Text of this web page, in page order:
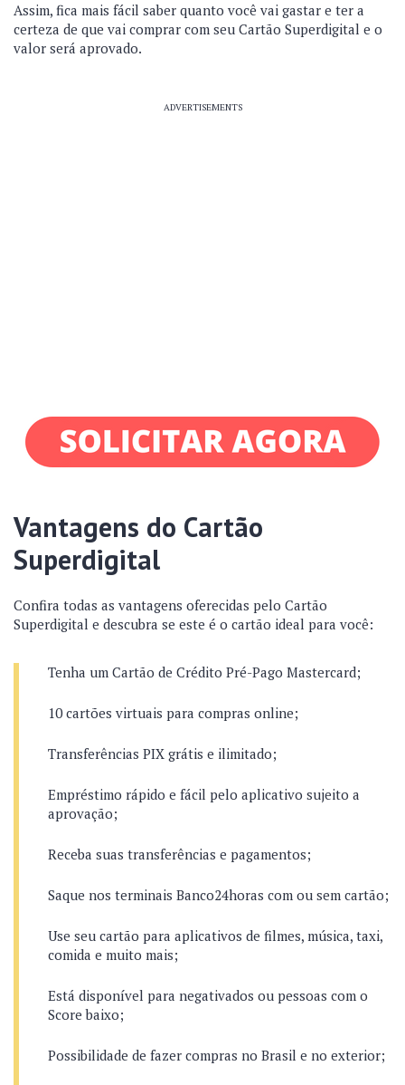
Assim, fica mais fácil saber quanto você vai gastar e ter a
certeza de que vai comprar com seu Cartão Superdigital e o
valor será aprovado.
ADVERTISEMENTS
Vantagens do Cartão
Superdigital
Confira todas as vantagens oferecidas pelo Cartão
Superdigital e descubra se este é o cartão ideal para você:
Tenha um Cartão de Crédito Pré-Pago Mastercard;
10 cartões virtuais para compras online;
Transferências PIX grátis e ilimitado;
Empréstimo rápido e fácil pelo aplicativo sujeito a
aprovação;
Receba suas transferências e pagamentos;
Saque nos terminais Banco24horas com ou sem cartão;
Use seu cartão para aplicativos de filmes, música, taxi,
comida e muito mais;
Está disponível para negativados ou pessoas com o
Score baixo;
Possibilidade de fazer compras no Brasil e no exterior;